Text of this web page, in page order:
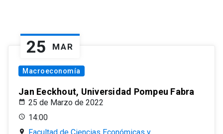
25 MAR
Macroeconomía
Jan Eeckhout, Universidad Pompeu Fabra
25 de Marzo de 2022
14:00